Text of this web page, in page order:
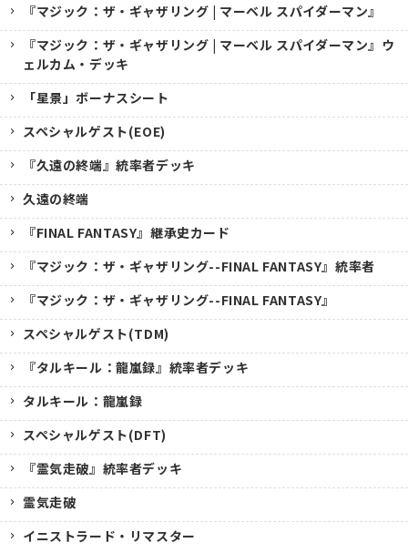
『マジック：ザ・ギャザリング | マーベル スパイダーマン』
『マジック：ザ・ギャザリング | マーベル スパイダーマン』ウ
ェルカム・デッキ
「星景」ボーナスシート
スペシャルゲスト(EOE)
『久遠の終端』統率者デッキ
久遠の終端
『FINAL FANTASY』継承史カード
『マジック：ザ・ギャザリング--FINAL FANTASY』統率者
『マジック：ザ・ギャザリング--FINAL FANTASY』
スペシャルゲスト(TDM)
『タルキール：龍嵐録』統率者デッキ
タルキール：龍嵐録
スペシャルゲスト(DFT)
『霊気走破』統率者デッキ
霊気走破
イニストラード・リマスター